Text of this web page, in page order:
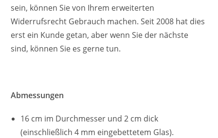
sein, können Sie von Ihrem erweiterten
Widerrufsrecht Gebrauch machen. Seit 2008 hat dies
erst ein Kunde getan, aber wenn Sie der nächste
sind, können Sie es gerne tun.
Abmessungen
16 cm im Durchmesser und 2 cm dick
(einschließlich 4 mm eingebettetem Glas).